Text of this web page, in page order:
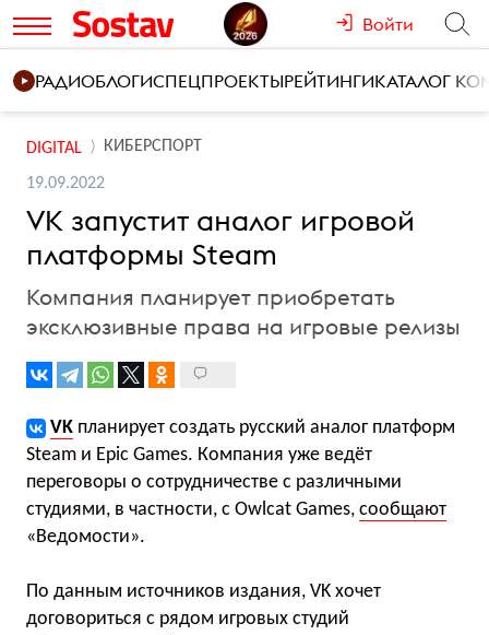
Войти
РАДИОБЛОГИСПЕЦПРОЕКТЫРЕЙТИНГИКАТАЛОГ
DIGITAL КИБЕРСПОРТ
19.09.2022
VK запустит аналог игровой
платформы Steam
Компания планирует приобретать
эксклюзивные права на игровые релизы
VK планирует создать русский аналог платформ
Steam и Epic Games. Компания уже ведёт
переговоры о сотрудничестве с различными
студиями, в частности, с Owlcat Games, сообщают
«Ведомости».
По данным источников издания, VK хочет
договориться с рядом игровых студий